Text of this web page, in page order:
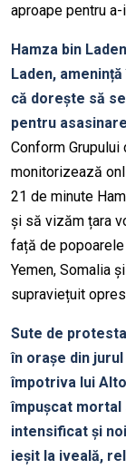
aproape pentru
Hamza bin
Laden,
că dorește să
pentru
Conform Grupului
monitorizează
21 de minute
și să vizăm țara
față de
Yemen, Somalia
supraviețuit
Sute de
în orașe din
împotriva lui
împușcat mortal
intensificat și
ieșit la iveală,